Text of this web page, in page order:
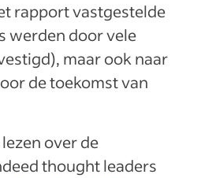
rapport vastgestelde
werden door vele
maar ook naar
de toekomst van
over de
thought leaders